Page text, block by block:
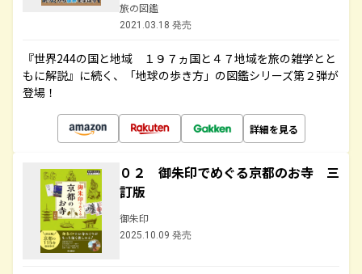
旅の図鑑
2021.03.18 発売
『世界244の国と地域 １９７ヵ国と４７地域を旅の雑学とと
もに解説』に続く、「地球の歩き方」の図鑑シリーズ第２弾が
登場！
詳細を見る
０２ 御朱印でめぐる京都のお寺 三
訂版
御朱印
2025.10.09 発売